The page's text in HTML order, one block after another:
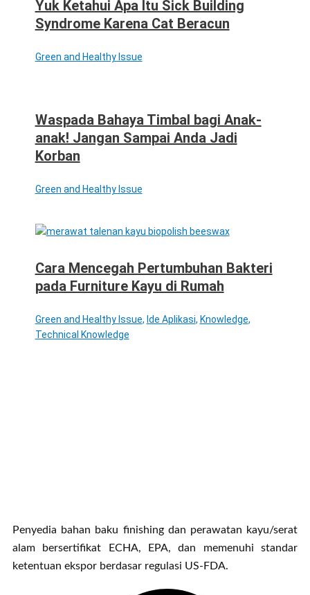
Yuk Ketahui Apa Itu Sick Building
Syndrome Karena Cat Beracun
Green and Healthy Issue
Waspada Bahaya Timbal bagi Anak-
anak! Jangan Sampai Anda Jadi
Korban
Green and Healthy Issue
Cara Mencegah Pertumbuhan Bakteri
pada Furniture Kayu di Rumah
Green and Healthy Issue, Ide Aplikasi, Knowledge,
Technical Knowledge
Penyedia bahan baku finishing dan perawatan kayu/serat
alam bersertifikat ECHA, EPA, dan memenuhi standar
ketentuan ekspor berdasar regulasi US-FDA.